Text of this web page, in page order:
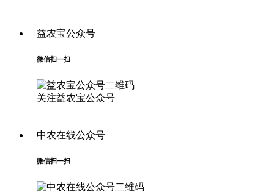
益农宝公众号
微信扫一扫
关注益农宝公众号
中农在线公众号
微信扫一扫